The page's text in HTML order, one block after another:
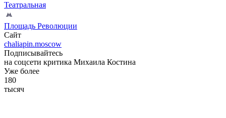
Театральная
Площадь Революции
Сайт
chaliapin.moscow
Подписывайтесь
на соцсети критика Михаила Костина
Уже более
180
тысяч